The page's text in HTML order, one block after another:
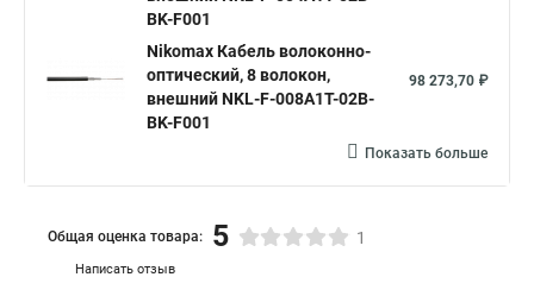
BK-F001
Nikomax Кабель волоконно-
оптический, 8 волокон,
внешний NKL-F-008A1T-02B-
BK-F001
98 273,70 ₽
Показать больше
Написать отзыв
Общая оценка товара: 5 1